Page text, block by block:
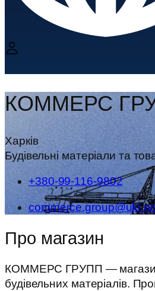
КОММЕРС
Харків
Будівельні матеріали та
+380-99-116-9802
Про магазин
КОММЕРС ГРУПП —
будівельних матеріалів.